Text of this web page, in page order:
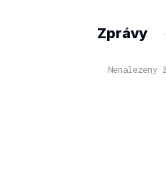
Zprávy
Nenalezeny